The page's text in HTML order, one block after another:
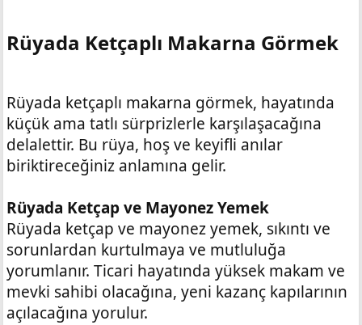
Rüyada Ketçaplı Makarna Görmek​
Rüyada ketçaplı makarna görmek, hayatında
küçük ama tatlı sürprizlerle karşılaşacağına
delalettir. Bu rüya, hoş ve keyifli anılar
biriktireceğiniz anlamına gelir.
Rüyada Ketçap ve Mayonez Yemek
Rüyada ketçap ve mayonez yemek, sıkıntı ve
sorunlardan kurtulmaya ve mutluluğa
yorumlanır. Ticari hayatında yüksek makam ve
mevki sahibi olacağına, yeni kazanç kapılarının
açılacağına yorulur.